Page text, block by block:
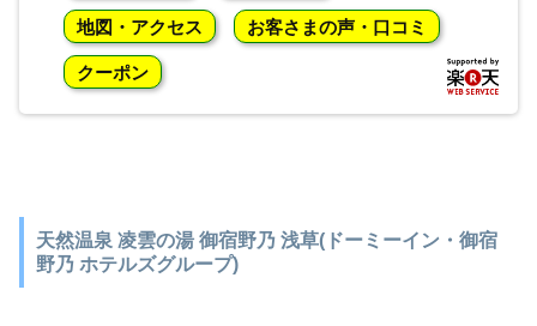
地図・アクセス お客さまの声・口コミ
クーポン
天然温泉 凌雲の湯 御宿野乃 浅草(ドーミーイン・御宿
野乃 ホテルズグループ)